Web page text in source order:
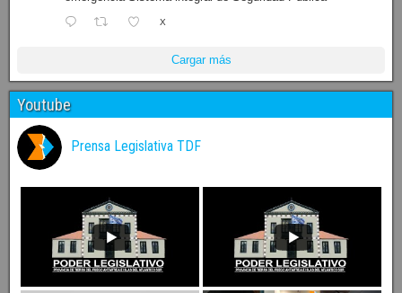
X
Cargar más
Youtube
Prensa Legislativa TDF